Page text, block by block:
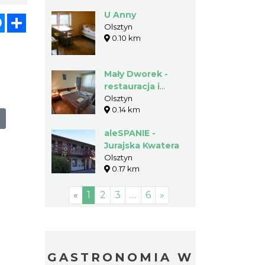
Messenger
Share U Anny
Olsztyn
0.10 km
Mały Dworek -
restauracja i
pensjonat
Olsztyn
0.14 km
aleSPANIE -
Jurajska Kwatera
Olsztyn
0.17 km
« 1 2 3 … 6 »
GASTRONOMIA W